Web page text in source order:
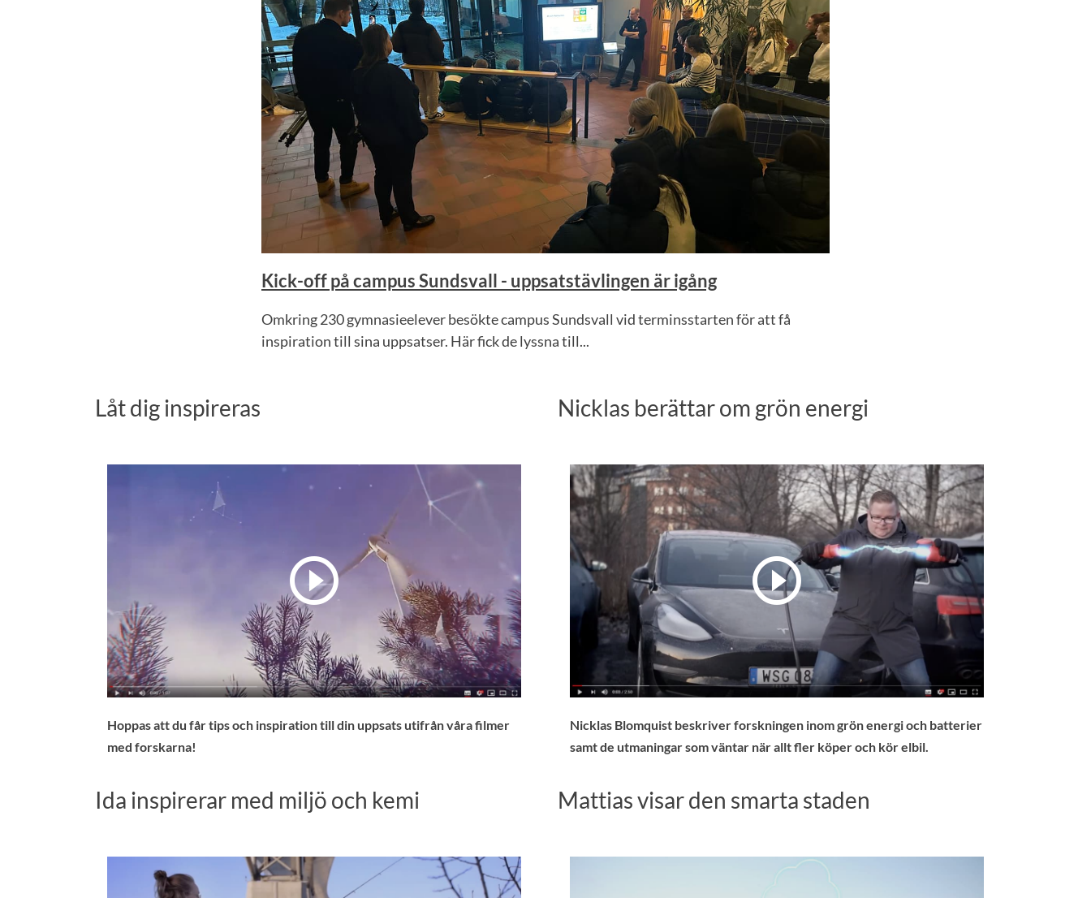
Kick-off på campus Sundsvall - uppsatstävlingen är igång
Omkring 230 gymnasieelever besökte campus Sundsvall vid terminsstarten för att få
inspiration till sina uppsatser. Här fick de lyssna till...
Låt dig inspireras
Hoppas att du får tips och inspiration till din uppsats utifrån våra filmer
med forskarna!
Nicklas berättar om grön energi
Nicklas Blomquist beskriver forskningen inom grön energi och batterier
samt de utmaningar som väntar när allt fler köper och kör elbil.
Ida inspirerar med miljö och kemi Mattias visar den smarta staden